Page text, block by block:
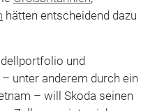
hätten entscheidend dazu
und
– unter anderem durch ein
– will Skoda seinen